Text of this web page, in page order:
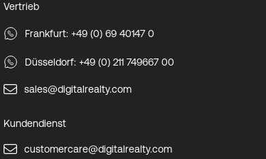
Vertrieb
Frankfurt: +49 (0) 69 40147 0
Düsseldorf: +49 (0) 211 749667 00
sales@digitalrealty.com
Kundendienst
customercare@digitalrealty.com